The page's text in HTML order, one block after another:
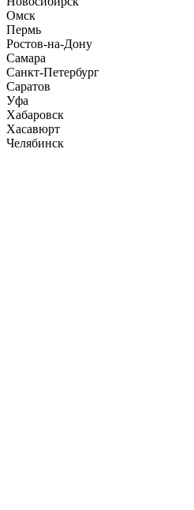
Омск
Пермь
Ростов-на-Дону
Самара
Санкт-Петербург
Саратов
Уфа
Хабаровск
Хасавюрт
Челябинск